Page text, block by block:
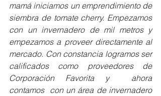
mamá iniciamos un emprendimiento de
siembra de tomate cherry. Empezamos
con un invernadero de mil metros y
empezamos a proveer directamente al
mercado. Con constancia logramos ser
calificados como proveedores de
Corporación Favorita y  ahora
contamos  con un área de invernadero